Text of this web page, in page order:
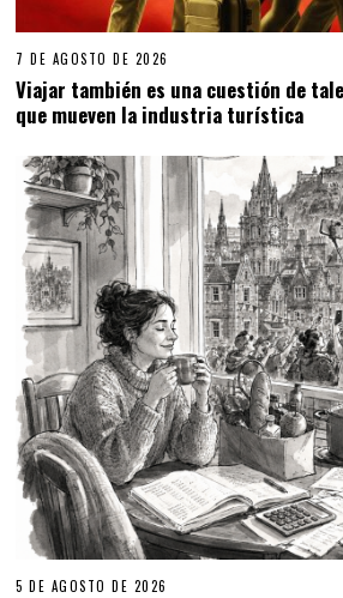
7 DE AGOSTO DE 2026
Viajar también es una cuestión de
que mueven la industria turística
5 DE AGOSTO DE 2026